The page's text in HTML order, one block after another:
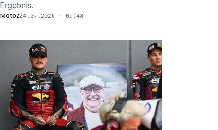
Ergebnis.
Moto224.07.2026 - 09:48